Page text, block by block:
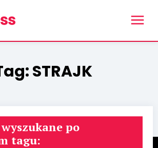
STRAJK
po
tagu: